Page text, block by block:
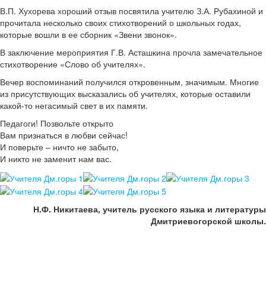
В.П. Хухорева хороший отзыв посвятила учителю З.А. Рубахиной и
прочитала несколько своих стихотворений о школьных годах,
которые вошли в ее сборник «Звени звонок».
В заключение мероприятия Г.В. Асташкина прочла замечательное
стихотворение «Слово об учителях».
Вечер воспоминаний получился откровенным, значимым. Многие
из присутствующих высказались об учителях, которые оставили
какой-то негасимый свет в их памяти.
Педагоги! Позвольте открыто
Вам признаться в любви сейчас!
И поверьте – ничто не забыто,
И никто не заменит нам вас.
Н.Ф. Никитаева, учитель русского языка и литературы
Дмитриевогорской школы.